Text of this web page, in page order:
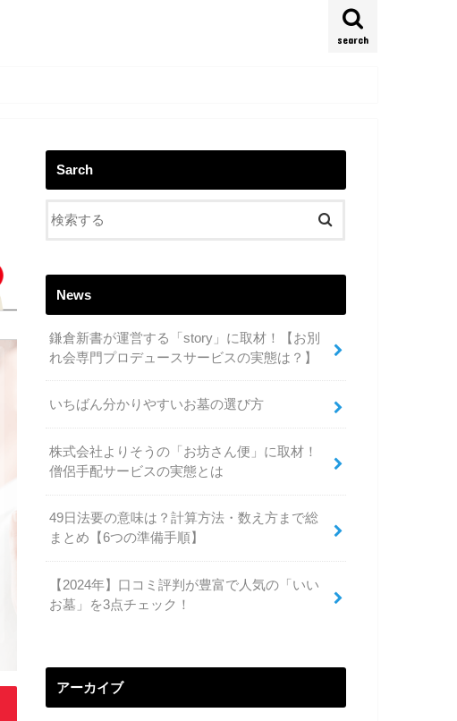
search
Sarch
News
鎌倉新書が運営する「story」に取材！【お別
れ会専門プロデュースサービスの実態は？】
いちばん分かりやすいお墓の選び方
株式会社よりそうの「お坊さん便」に取材！
僧侶手配サービスの実態とは
49日法要の意味は？計算方法・数え方まで総
まとめ【6つの準備手順】
【2024年】口コミ評判が豊富で人気の「いい
お墓」を3点チェック！
アーカイブ